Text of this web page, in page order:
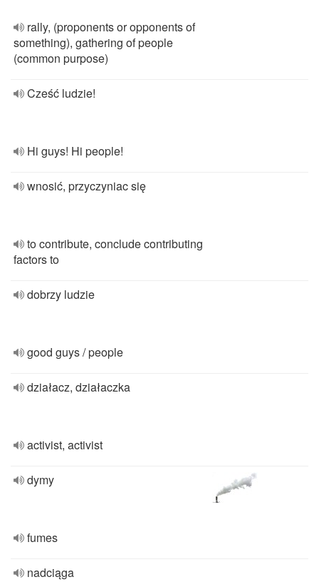
rally, (proponents or opponents of
something), gathering of people
(common purpose)
Cześć ludzie!
Hi guys! Hi people!
wnosić, przyczyniac się
to contribute, conclude contributing
factors to
dobrzy ludzie
good guys / people
działacz, działaczka
activist, activist
dymy
fumes
nadciąga